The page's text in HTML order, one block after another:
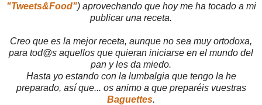
"Tweets&Food") aprovechando que hoy me ha tocado a mi
publicar una receta.
Creo que es la mejor receta, aunque no sea muy ortodoxa,
para tod@s aquellos que quieran iniciarse en el mundo del
pan y les da miedo.
Hasta yo estando con la lumbalgia que tengo la he
preparado, así que... os animo a que preparéis vuestras
Baguettes.